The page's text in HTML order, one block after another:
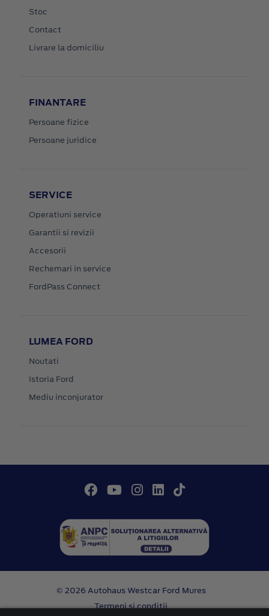
Stoc
Contact
Livrare la domiciliu
FINANTARE
Persoane fizice
Persoane juridice
SERVICE
Operatiuni service
Garantii si revizii
Accesorii
Rechemari in service
FordPass Connect
LUMEA FORD
Noutati
Istoria Ford
Mediu inconjurator
© 2026 Autohaus Westcar Ford Mures
Termeni si conditii